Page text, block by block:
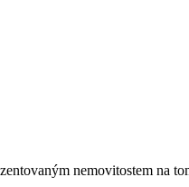
nemovitostem na